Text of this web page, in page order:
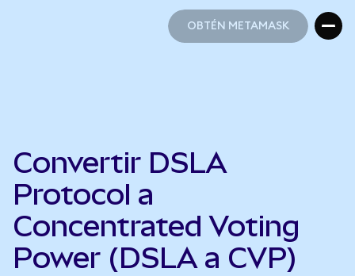
OBTÉN METAMASK
Convertir DSLA
Protocol a
Concentrated Voting
Power (DSLA a CVP)